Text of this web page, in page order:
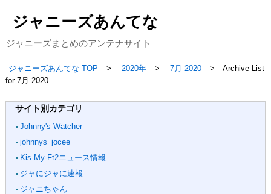
ジャニーズあんてな
ジャニーズまとめのアンテナサイト
ジャニーズあんてな TOP 2020年 7月 2020
Archive List
for 7月 2020
サイト別カテゴリ
Johnny's Watcher
johnnys_jocee
Kis-My-Ft2ニュース情報
ジャにジャに速報
ジャニちゃん